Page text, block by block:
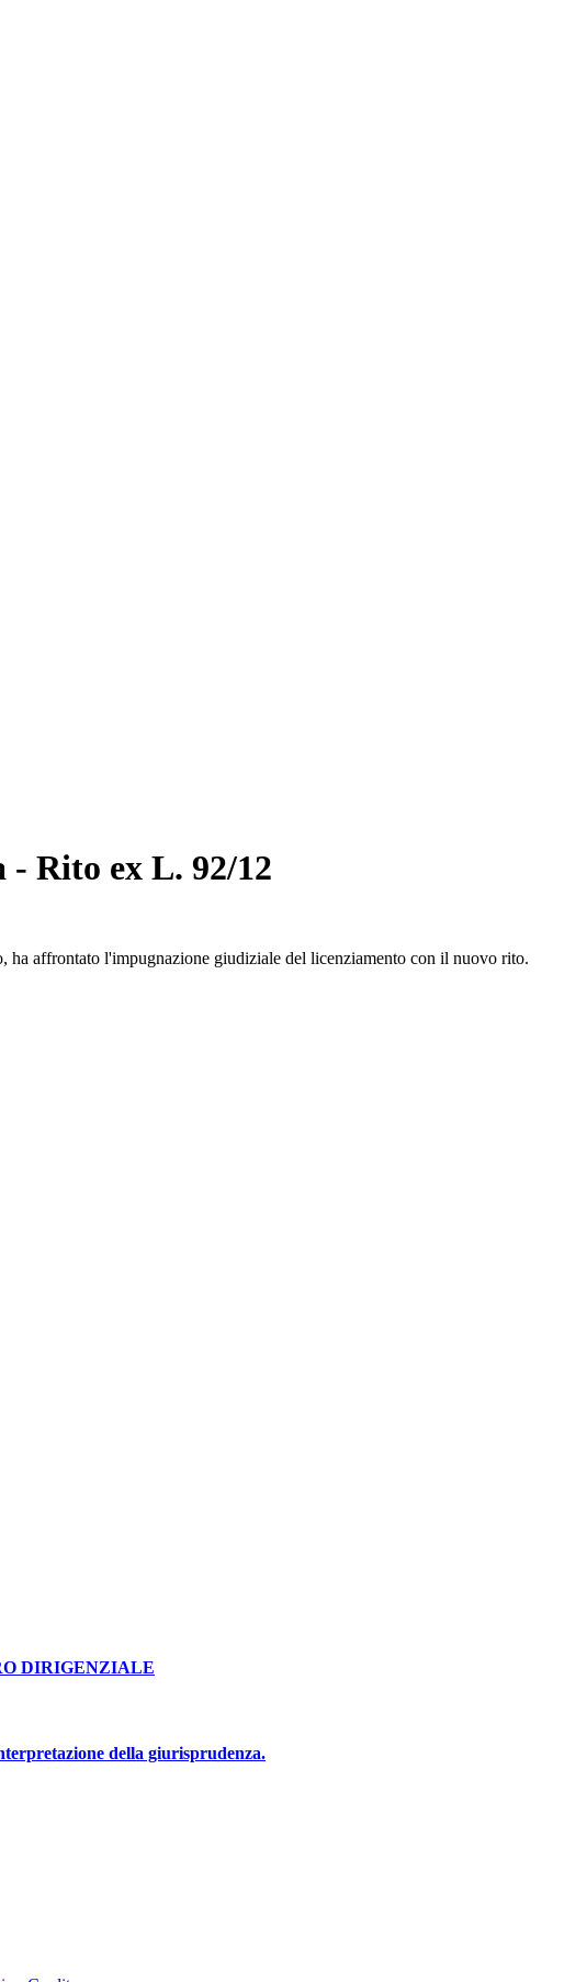
Rito ex L. 92/12
affrontato l'impugnazione giudiziale del licenziamento con il nuovo rito.
DIRIGENZIALE
della giurisprudenza.